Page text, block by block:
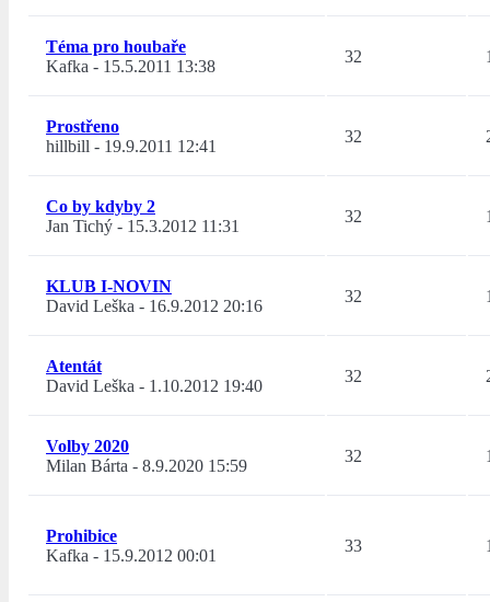
Téma pro houbaře
Kafka - 15.5.2011 13:38
32
Prostřeno
hillbill - 19.9.2011 12:41
32
Co by kdyby 2
Jan Tichý - 15.3.2012 11:31
32
KLUB I-NOVIN
David Leška - 16.9.2012 20:16
32
Atentát
David Leška - 1.10.2012 19:40
32
Volby 2020
Milan Bárta - 8.9.2020 15:59
32
Prohibice
Kafka - 15.9.2012 00:01
33